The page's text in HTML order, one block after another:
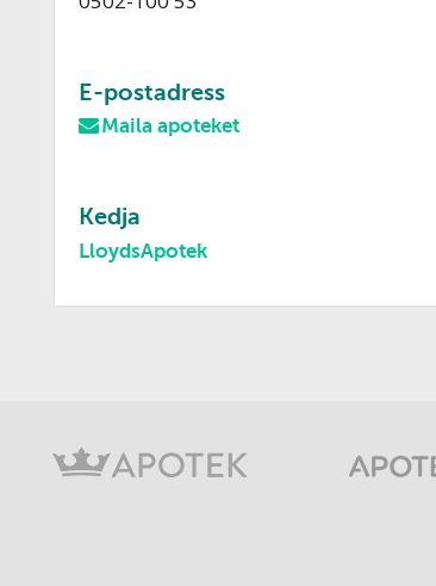
E-postadress
Maila apoteket
Kedja
LloydsApotek